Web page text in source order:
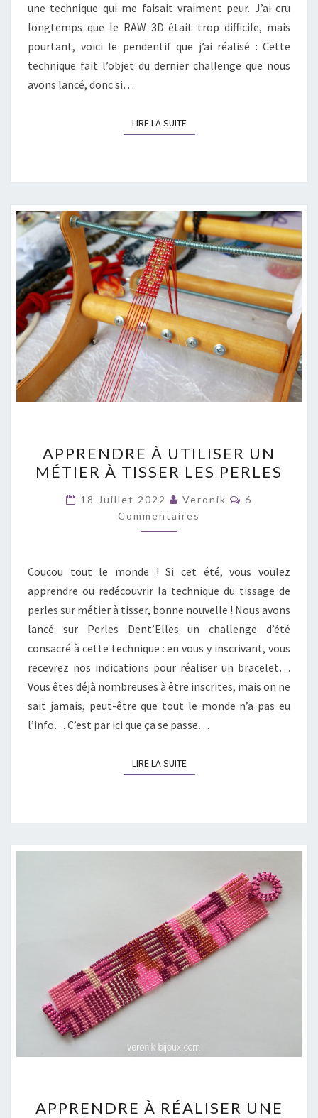
une technique qui me faisait vraiment peur. J’ai cru
longtemps que le RAW 3D était trop difficile, mais
pourtant, voici le pendentif que j’ai réalisé : Cette
technique fait l’objet du dernier challenge que nous
avons lancé, donc si…
LIRE LA SUITELIRE LA SUITE
À
UTILISER
UN
MÉTIER
À
LES
PERLES
APPRENDRE À UTILISER UN
MÉTIER À TISSER LES PERLES
18 Juillet 2022 Veronik
6
Commentaires
Coucou tout le monde ! Si cet été, vous voulez
apprendre ou redécouvrir la technique du tissage de
perles sur métier à tisser, bonne nouvelle ! Nous avons
lancé sur Perles Dent’Elles un challenge d’été
consacré à cette technique : en vous y inscrivant, vous
recevrez nos indications pour réaliser un bracelet…
Vous êtes déjà nombreuses à être inscrites, mais on ne
sait jamais, peut-être que tout le monde n’a pas eu
l’info… C’est par ici que ça se passe…
LIRE LA SUITELIRE LA SUITE
À
APPRENDRE À RÉALISER UNE